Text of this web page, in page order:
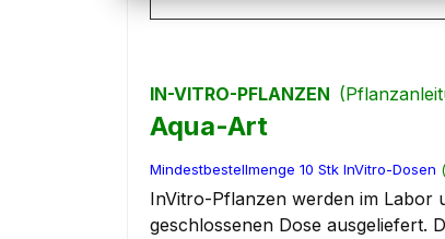
IN-VITRO-PFLANZEN
Aqua-Art
Mindestbestellmenge 10 Stk InVitro-Dosen
InVitro-Pflanzen werden im Labor
geschlossenen Dose ausgeliefert.